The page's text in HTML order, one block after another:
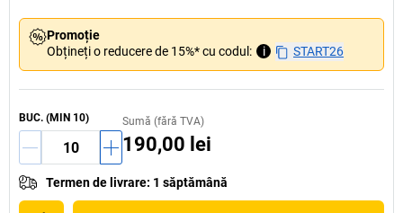
Promoție
Obțineți o reducere de 15%* cu codul:
i START26
BUC. (MIN 10) Sumă (fără TVA)
190,00 lei
Termen de livrare: 1 săptămână